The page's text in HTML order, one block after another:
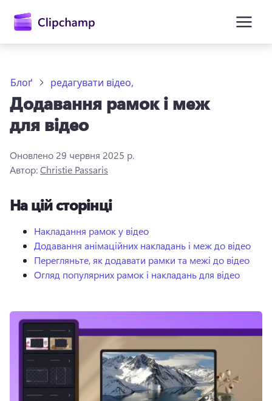
вмісту
Спробувати безкоштовно
Блоґ редагувати відео,
Додавання рамок і меж
для відео
Оновлено 29 червня 2025 р.
Автор:Christie Passaris
На цій сторінці
Накладання рамок у відео
Додавання анімаційних накладань і меж до відео
Перегляньте, як додавати рамки та межі до відео
Огляд популярних рамок і накладань для відео